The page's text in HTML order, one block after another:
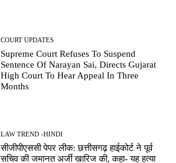
COURT UPDATES
Supreme Court Refuses To Suspend
Sentence Of Narayan Sai, Directs Gujarat
High Court To Hear Appeal In Three
Months
LAW TREND -HINDI
सीजीपीएससी पेपर लीक: छत्तीसगढ़ हाईकोर्ट ने पूर्व
सचिव की जमानत अर्जी खारिज की, कहा- यह हत्या